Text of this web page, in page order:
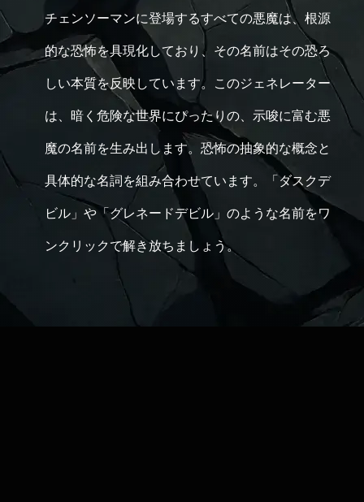
チェンソーマンに登場するすべての悪魔は、根源
的な恐怖を具現化しており、その名前はその恐ろ
しい本質を反映しています。このジェネレーター
は、暗く危険な世界にぴったりの、示唆に富む悪
魔の名前を生み出します。恐怖の抽象的な概念と
具体的な名詞を組み合わせています。「ダスクデ
ビル」や「グレネードデビル」のような名前をワ
ンクリックで解き放ちましょう。